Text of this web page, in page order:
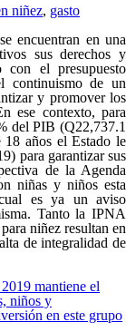
niñez, gasto
encuentran en una
sus derechos y
el presupuesto
continuismo de un
y promover los
ese contexto, para
del PIB (Q22,737.1
años el Estado le
para garantizar sus
de la Agenda
niñas y niños esta
es ya un aviso
Tanto la IPNA
niñez resultan en
de integralidad de
mantiene el
niños y
en este grupo